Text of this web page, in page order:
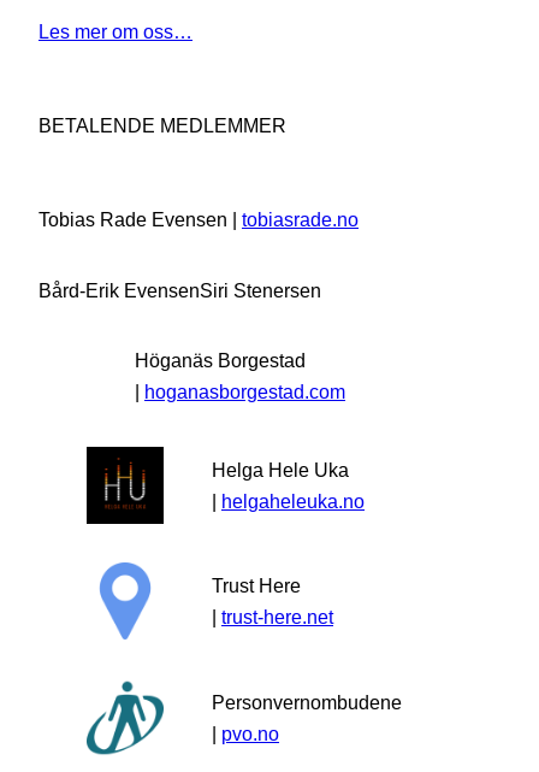
Les mer om oss…
BETALENDE MEDLEMMER
Tobias Rade Evensen | tobiasrade.no
Bård-Erik EvensenSiri Stenersen
Höganäs Borgestad
| hoganasborgestad.com
Helga Hele Uka
| helgaheleuka.no
Trust Here
trust-here.net
Personvernombudene
| pvo.no